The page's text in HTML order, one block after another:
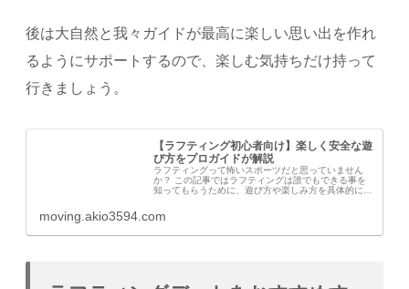
後は大自然と我々ガイドが最高に楽しい思い出を作れ
るようにサポートするので、楽しむ気持ちだけ持って
行きましょう。
【ラフティング初心者向け】楽しく安全な遊
び方をプロガイドが解説
ラフティングって怖いスポーツだと思っていません
か？ この記事ではラフティングは誰でもできる事を
知ってもらうために、遊び方や楽しみ方を具体的に説
る...
moving.akio3594.com